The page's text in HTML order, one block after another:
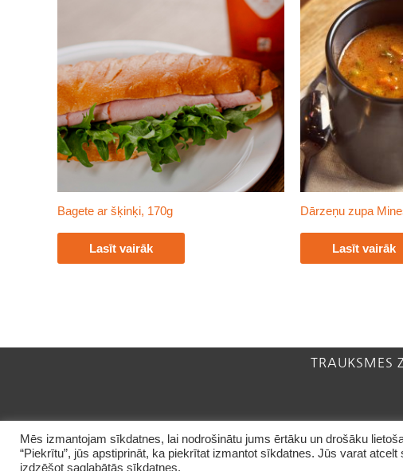
Bagete ar šķinķi, 170g
Lasīt vairāk
Dārzeņu zupa
Lasīt vairāk
TRAUKSMES
Mēs izmantojam sīkdatnes, lai nodrošinātu jums ērtāku un drošāku
“Piekrītu”, jūs apstiprināt, ka piekrītat izmantot sīkdatnes. Jūs varat
izdzēšot saglabātās sīkdatnes.